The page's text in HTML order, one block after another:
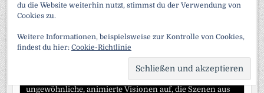
und der B-Strahl. Autor: Leblanc, Maurice. Im Labor des
ungewöhnliche, animierte Visionen auf, die Szenen aus
du die Website weiterhin nutzt, stimmst du der Verwendung von
Cookies zu.
Weitere Informationen, beispielsweise zur Kontrolle von Cookies,
findest du hier: Cookie-Richtlinie
TO
TOP